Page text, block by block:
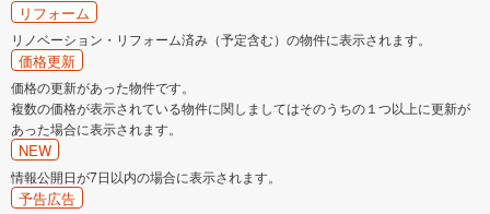
リフォーム
リノベーション・リフォーム済み（予定含む）の物件に表示されます。
価格更新
価格の更新があった物件です。
複数の価格が表示されている物件に関しましてはそのうちの１つ以上に更新が
あった場合に表示されます。
NEW
情報公開日が7日以内の場合に表示されます。
予告広告